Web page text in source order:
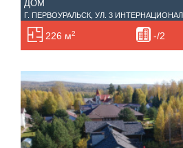
ДОМ
Г. ПЕРВОУРАЛЬСК, УЛ. 3
226 м2 -/2